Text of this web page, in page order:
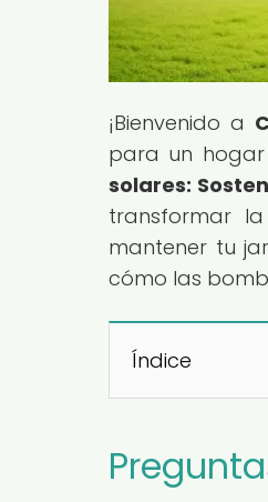
¡Bienvenido a
para un hogar
solares:
transformar
mantener tu
cómo las
Índice